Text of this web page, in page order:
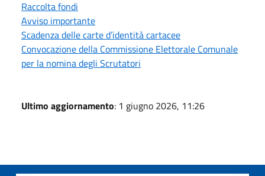
Raccolta fondi
Avviso importante
Scadenza delle carte d’identità cartacee
Convocazione della Commissione Elettorale Comunale
per la nomina degli Scrutatori
Ultimo aggiornamento: 1 giugno 2026, 11:26